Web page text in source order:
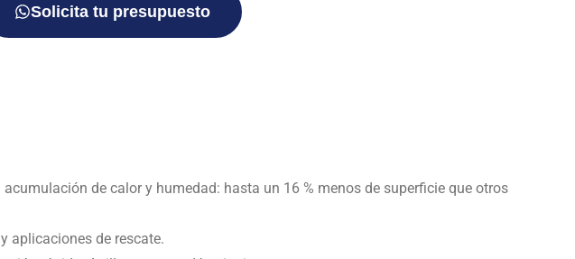
Solicita tu presupuesto
de calor y humedad: hasta un 16 % menos de superficie que otros
aplicaciones de rescate.